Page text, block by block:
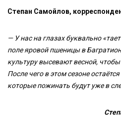
Степан Самойлов,
— У нас на глазах буквально
поле яровой пшеницы в
культуру высевают весной, чтобы
После чего в этом сезоне
которые пожинать будут уже в